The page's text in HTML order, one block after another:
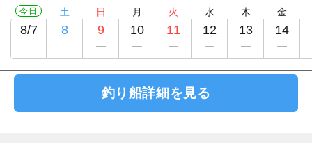
今日
8/7
土
8
日
9
月
10
火
11
水
12
木
13
金
14
釣り船詳細を見る